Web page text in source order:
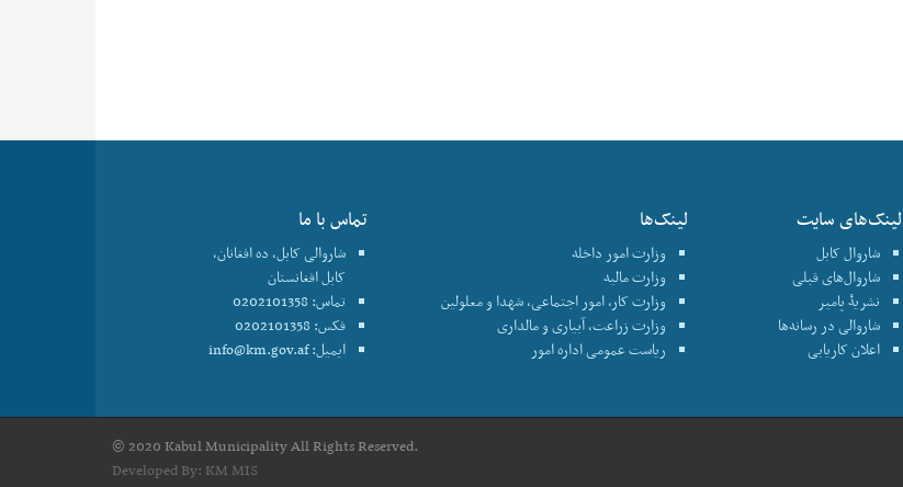
لینک‌های سایت
شاروال کابل
شاروال‌های قبلی
نشریۀ پامیر
شاروالی در رسانه‌ها
اعلان کاریابی
لینک‌ها
وزارت امور داخله
وزارت مالیه
وزارت کار، امور اجتماعی، شهدا و معلولین
وزارت زراعت، آبیاری و مالداری
ریاست عمومی اداره امور
تماس با ما
شاروالی کابل، ده افغانان،
کابل افغانستان
تماس: 0202101358
فکس: 0202101358
ایمیل:info@km.gov.af
© 2020 Kabul Municipality All Rights Reserved.
Developed By: KM MIS